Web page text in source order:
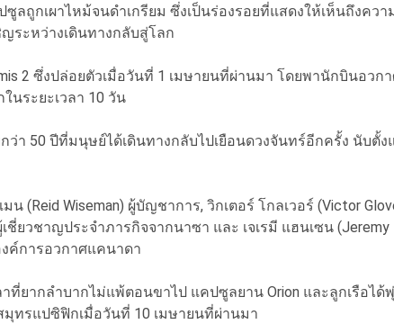
ลถูกเผาไหม้จนดำเกรียม ซึ่งเป็นร่องรอยที่แสดงให้เห็นถึงควา
ระหว่างเดินทางกลับสู่โลก
2 ซึ่งปล่อยตัวเมื่อวันที่ 1 เมษายนที่ผ่านมา โดยพานักบินอวก
นระยะเวลา 10 วัน
า 50 ปีที่มนุษย์ได้เดินทางกลับไปเยือนดวงจันทร์อีกครั้ง นับตั้ง
(Reid Wiseman) ผู้บัญชาการ, วิกเตอร์ โกลเวอร์ (Victor
ชี่ยวชาญประจำภารกิจจากนาซา และ เจเรมี แฮนเซน (Jeremy
งค์การอวกาศแคนาดา
ที่ยากลำบากไม่แพ้ตอนขาไป แคปซูลยาน Orion และลูกเรือได้
ทรแปซิฟิกเมื่อวันที่ 10 เมษายนที่ผ่านมา